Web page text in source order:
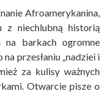
Afroamerykanina,
niechlubną historią
na barkach ogromne
przesłaniu „nadziei i
za kulisy ważnych
Otwarcie pisze o